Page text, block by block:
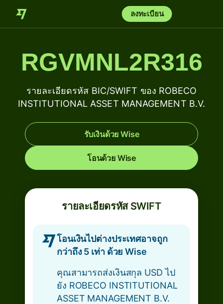
ลงทะเบียน
RGVMNL2R316
รายละเอียดรหัส BIC/SWIFT ของ ROBECO
INSTITUTIONAL ASSET MANAGEMENT B.V.
รับเงินด้วย Wise
โอนด้วย Wise
รายละเอียดรหัส SWIFT
โอนเงินไปต่างประเทศอาจถูก
กว่าถึง 5 เท่า ด้วย Wise
คุณสามารถส่งเงินสกุล USD ไป
ยัง ROBECO INSTITUTIONAL
ASSET MANAGEMENT B.V.